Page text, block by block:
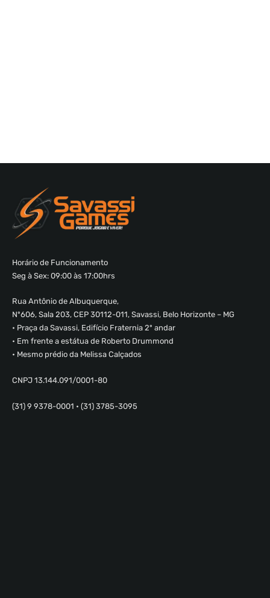
Horário de Funcionamento
Seg à Sex: 09:00 às 17:00hrs
Rua Antônio de Albuquerque,
Nº606, Sala 203, CEP 30112-011, Savassi, Belo Horizonte – MG
• Praça da Savassi, Edifício Fraternia 2º andar
• Em frente a estátua de Roberto Drummond
• Mesmo prédio da Melissa Calçados
CNPJ 13.144.091/0001-80
(31) 9 9378-0001 • (31) 3785-3095